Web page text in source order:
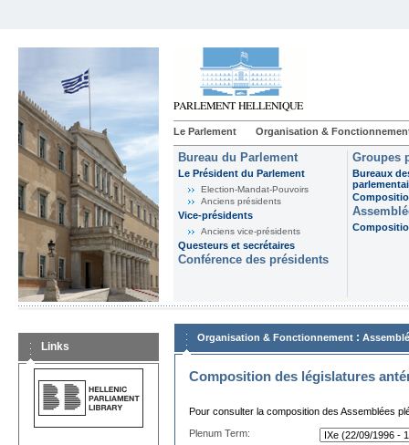
Le Parlement Organisation &
Bureau du Parlement
Le Président du Parlement
Election-Mandat-Pouvoirs
Anciens présidents
Vice-présidents
Anciens vice-présidents
Questeurs et secrétaires
Conférence des présidents
Groupes
Bureaux
Links
Organisation & Fonctionnement :
Composition des législatures
Pour consulter la composition des Assemblées
Plenum Term: